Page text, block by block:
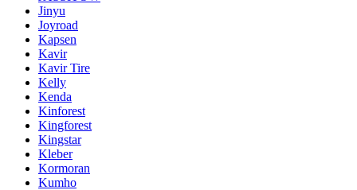
Jinyu
Joyroad
Kapsen
Kavir
Kavir Tire
Kelly
Kenda
Kinforest
Kingforest
Kingstar
Kleber
Kormoran
Kumho